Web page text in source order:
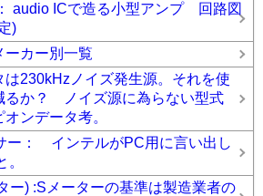
audio ICで造る小型アンプ 回路図
)
カー別一覧
は230kHzノイズ発生源。それを使
るか？ ノイズ源に為らない型式
ンデータ考。
ー： インテルがPC用に言い出し
ー) :Sメーターの基準は製造業者の